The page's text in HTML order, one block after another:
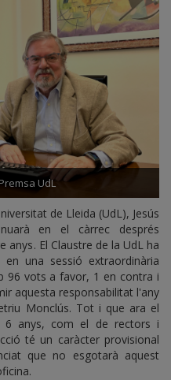
UdL
de Lleida (UdL), Jesús
en el càrrec després
anys. El Claustre de la UdL ha
una sessió extraordinària
96 vots a favor, 1 en contra i
aquesta responsabilitat l'any
Monclús. Tot i que ara el
6 anys, com el de rectors i
té un caràcter provisional
que no esgotarà aquest